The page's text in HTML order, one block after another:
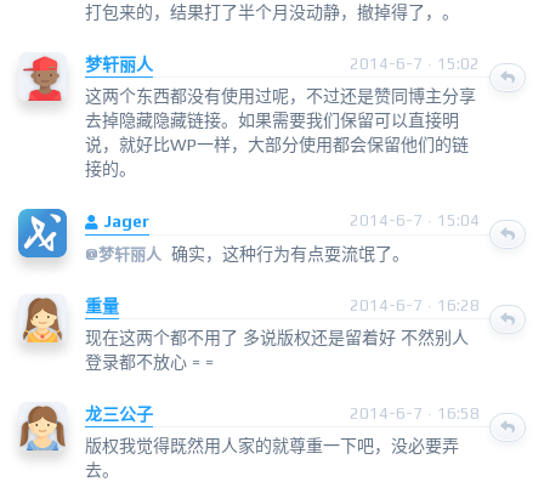
打包来的，结果打了半个月没动静，撤掉得了，。
梦轩丽人 2014-6-7 · 15:02
这两个东西都没有使用过呢，不过还是赞同博主分享
去掉隐藏隐藏链接。如果需要我们保留可以直接明
说，就好比WP一样，大部分使用都会保留他们的链
接的。
Jager
2014-6-7 · 15:04
@梦轩丽人 确实，这种行为有点耍流氓了。
重量 2014-6-7 · 16:28
现在这两个都不用了 多说版权还是留着好 不然别人
登录都不放心 = =
龙三公子 2014-6-7 · 16:58
版权我觉得既然用人家的就尊重一下吧，没必要弄
去。